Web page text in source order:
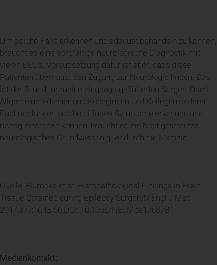
Um solche Fälle erkennen und adäquat behandeln zu können,
braucht es eine sorgfältige neurologische Diagnostik mit
vielen EEGs. Voraussetzung dafür ist aber, dass diese
Patienten überhaupt den Zugang zur Neurologie finden. Das
ist der Grund für meine eingangs geäußerten Sorgen: Damit
Allgemeinmediziner und Kolleginnen und Kollegen anderer
Fachrichtungen solche diffusen Symptome erkennen und
richtig einordnen können, braucht es ein breit gestreutes
neurologisches Grundwissen quer durch die Medizin.
Quelle: Blumcke et at, Histopathological Findings in Brain
Tissue Obtained during Epilepsy SurgeryN Engl J Med
2017;377:1648-56.DOI: 10.1056/NEJMoa1703784
Medienkontakt: